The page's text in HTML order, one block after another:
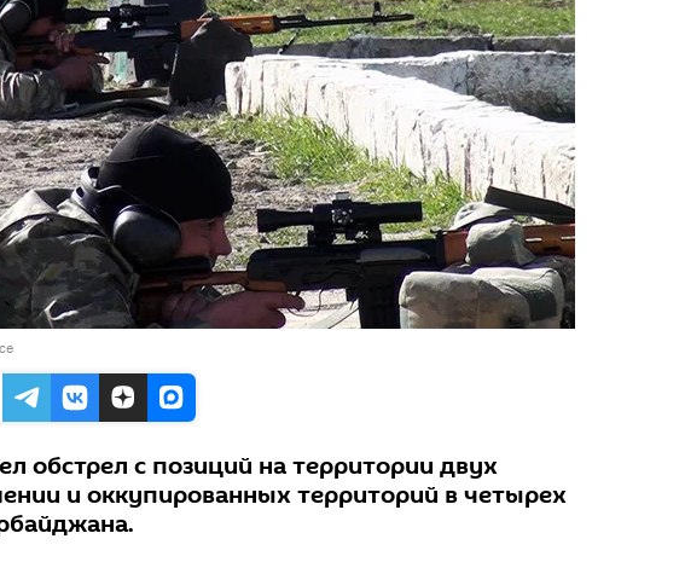
обстрел с позиций на территории двух
и оккупированных территорий в четырех